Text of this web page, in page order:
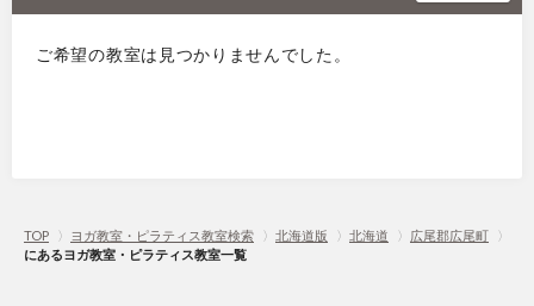
ご希望の教室は見つかりませんでした。
TOP 〉 ヨガ教室・ピラティス教室検索 〉 北海道版 〉 北海道 〉 広尾郡広尾町
〉
にあるヨガ教室・ピラティス教室一覧